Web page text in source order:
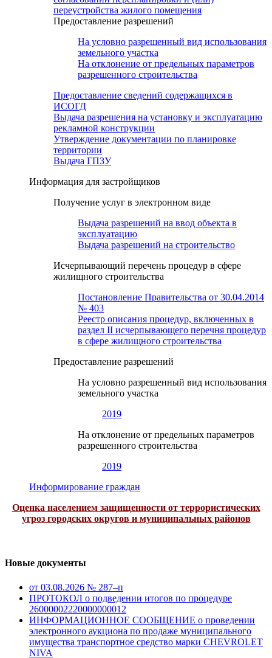
переустройства жилого помещения
Предоставление разрешений
На условно разрешенный вид использования
земельного участка
На отклонение от предельных параметров
разрешенного строительства
Предоставление сведений содержащихся в
ИСОГД
Выдача разрешения на установку и эксплуатацию
рекламной конструкции
Утверждение документации по планировке
территории
Выдача ГПЗУ
Информация для застройщиков
Получение услуг в электронном виде
Выдача разрешений на ввод объекта в
эксплуатацию
Выдача разрешений на строительство
Исчерпывающий перечень процедур в сфере
жилищного строительства
Постановление Правительства от 30.04.2014
№ 403
Реестр описания процедур, включенных в
раздел II исчерпывающего перечня процедур
в сфере жилищного строительства
Предоставление разрешений
На условно разрешенный вид использования
земельного участка
2019
На отклонение от предельных параметров
разрешенного строительства
2019
Информирование граждан
Оценка населением защищенности от террористических
угроз городских округов и муниципальных районов
Новые документы
от 03.08.2026 № 287–п
ПРОТОКОЛ о подведении итогов по процедуре
26000002220000000012
ИНФОРМАЦИОННОЕ СООБЩЕНИЕ о проведении
электронного аукциона по продаже муниципального
имущества транспортное средство марки CHEVROLET
NIVA